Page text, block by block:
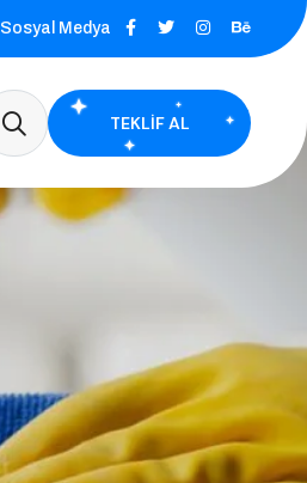
Sosyal Medya
TEKLIF AL